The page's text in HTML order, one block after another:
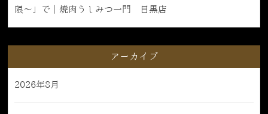
限〜」で｜焼肉うしみつ一門 目黒店
アーカイブ
2026年8月